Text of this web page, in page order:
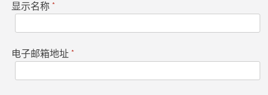
显示名称 *
电子邮箱地址 *